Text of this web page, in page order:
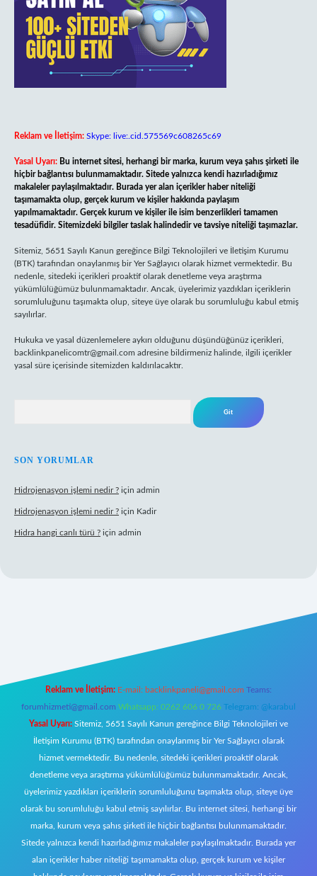
Reklam ve İletişim: Skype: live:.cid.575569c608265c69
Yasal Uyarı: Bu internet sitesi, herhangi bir marka, kurum veya şahıs şirketi ile
hiçbir bağlantısı bulunmamaktadır. Sitede yalnızca kendi hazırladığımız
makaleler paylaşılmaktadır. Burada yer alan içerikler haber niteliği
taşımamakta olup, gerçek kurum ve kişiler hakkında paylaşım
yapılmamaktadır. Gerçek kurum ve kişiler ile isim benzerlikleri tamamen
tesadüfidir. Sitemizdeki bilgiler taslak halindedir ve tavsiye niteliği taşımazlar.
Sitemiz, 5651 Sayılı Kanun gereğince Bilgi Teknolojileri ve İletişim Kurumu
(BTK) tarafından onaylanmış bir Yer Sağlayıcı olarak hizmet vermektedir. Bu
nedenle, sitedeki içerikleri proaktif olarak denetleme veya araştırma
yükümlülüğümüz bulunmamaktadır. Ancak, üyelerimiz yazdıkları içeriklerin
sorumluluğunu taşımakta olup, siteye üye olarak bu sorumluluğu kabul etmiş
sayılırlar.
Hukuka ve yasal düzenlemelere aykırı olduğunu düşündüğünüz içerikleri,
backlinkpanelicomtr@gmail.com adresine bildirmeniz halinde, ilgili içerikler
yasal süre içerisinde sitemizden kaldırılacaktır.
SON YORUMLAR
Hidrojenasyon işlemi nedir ? için admin
Hidrojenasyon işlemi nedir ? için Kadir
Hidra hangi canlı türü ? için admin
Reklam ve İletişim: E-mail: backlinkpaneli@gmail.com Teams:
forumhizmeti@gmail.com Whatsapp: 0262 606 0 726 Telegram: @karabul
Yasal Uyarı: Sitemiz, 5651 Sayılı Kanun gereğince Bilgi Teknolojileri ve
İletişim Kurumu (BTK) tarafından onaylanmış bir Yer Sağlayıcı olarak
hizmet vermektedir. Bu nedenle, sitedeki içerikleri proaktif olarak
denetleme veya araştırma yükümlülüğümüz bulunmamaktadır. Ancak,
üyelerimiz yazdıkları içeriklerin sorumluluğunu taşımakta olup, siteye üye
olarak bu sorumluluğu kabul etmiş sayılırlar. Bu internet sitesi, herhangi bir
marka, kurum veya şahıs şirketi ile hiçbir bağlantısı bulunmamaktadır.
Sitede yalnızca kendi hazırladığımız makaleler paylaşılmaktadır. Burada yer
alan içerikler haber niteliği taşımamakta olup, gerçek kurum ve kişiler